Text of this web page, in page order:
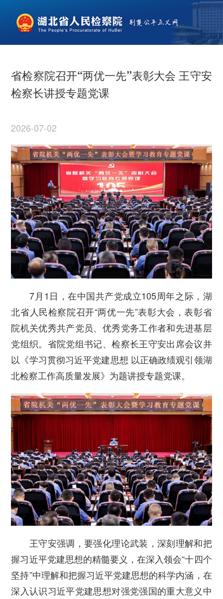
省检察院召开“两优一先”表彰大会 王守安
检察长讲授专题党课
2026-07-02
7月1日，在中国共产党成立105周年之际，湖
北省人民检察院召开“两优一先”表彰大会，表彰省
院机关优秀共产党员、优秀党务工作者和先进基层
党组织。省院党组书记、检察长王守安出席会议并
以《学习贯彻习近平党建思想 以正确政绩观引领湖
北检察工作高质量发展》为题讲授专题党课。
王守安强调，要强化理论武装， 深刻理解和把
握习近平党建思想的精髓要义，在深入领会“十四个
坚持”中理解和把握习近平党建思想的科学内涵，在
深入认识习近平党建思想对强党强国的重大意义中